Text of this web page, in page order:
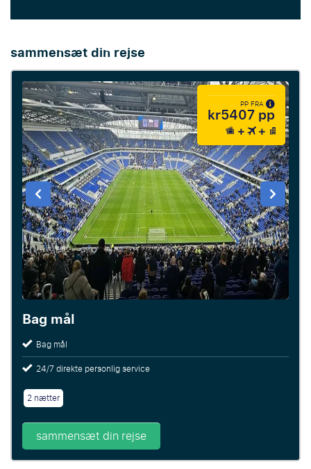
sammensæt din rejse
PP FRA
kr5407 pp
Bag mål
Bag mål
24/7 direkte personlig service
2 nætter
sammensæt din rejse